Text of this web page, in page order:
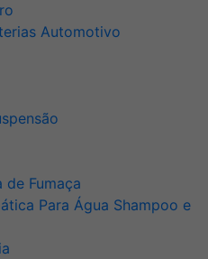
Automotivo
de Fumaça
Para Água Shampoo e